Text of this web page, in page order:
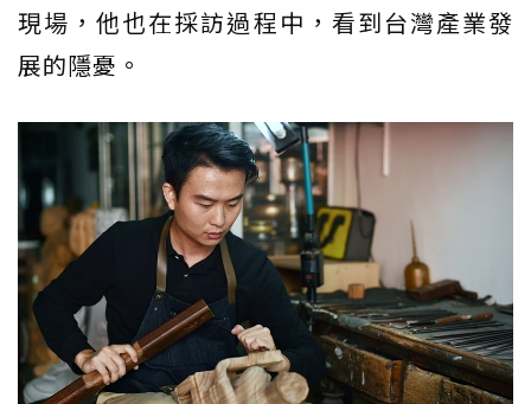
現場，他也在採訪過程中，看到台灣產業發
展的隱憂。